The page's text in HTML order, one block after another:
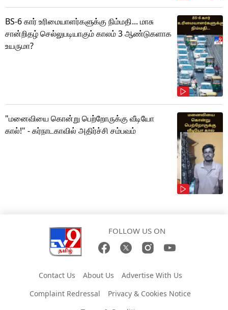
BS-6 கார் உரிமையாளர்களுக்கு நிம்மதி... மாசு
சான்றிதழ் செல்லுபடியாகும் காலம் 3 ஆண்டுகளாக
உயருமா?
"மனைவியை கொன்று பெற்றோருக்கு வீடியோ
கால்!" - கர்நாடகாவில் அதிர்ச்சி சம்பவம்
FOLLOW US ON
Contact Us About Us
Advertise With Us
Complaint Redressal
Privacy & Cookies Notice